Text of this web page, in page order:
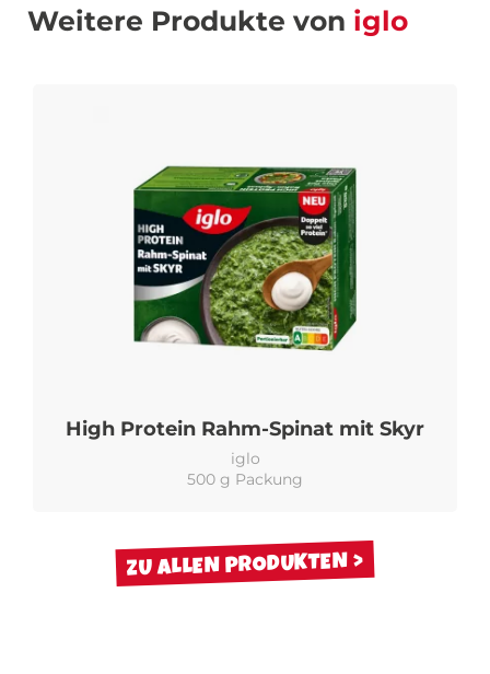
Weitere Produkte von iglo
High Protein Rahm-Spinat mit Skyr
iglo
500 g Packung
ZU ALLEN PRODUKTEN